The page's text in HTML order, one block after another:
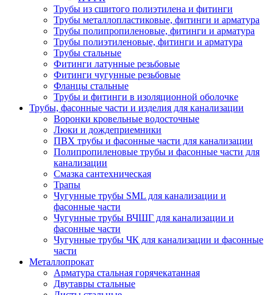
Трубы из сшитого полиэтилена и фитинги
Трубы металлопластиковые, фитинги и арматура
Трубы полипропиленовые, фитинги и арматура
Трубы полиэтиленовые, фитинги и арматура
Трубы стальные
Фитинги латунные резьбовые
Фитинги чугунные резьбовые
Фланцы стальные
Трубы и фитинги в изоляционной оболочке
Трубы, фасонные части и изделия для канализации
Воронки кровельные водосточные
Люки и дождеприемники
ПВХ трубы и фасонные части для канализации
Полипропиленовые трубы и фасонные части для
канализации
Смазка сантехническая
Трапы
Чугунные трубы SML для канализации и
фасонные части
Чугунные трубы ВЧШГ для канализации и
фасонные части
Чугунные трубы ЧК для канализации и фасонные
части
Металлопрокат
Арматура стальная горячекатанная
Двутавры стальные